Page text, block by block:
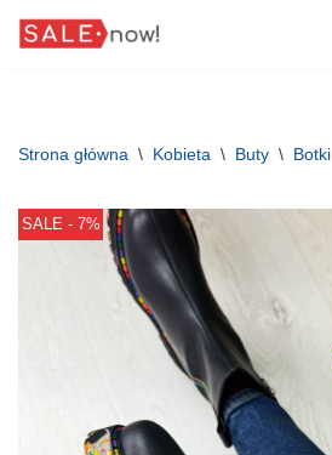
Strona główna \ Kobieta \ Buty \ Botki
SALE - 7%